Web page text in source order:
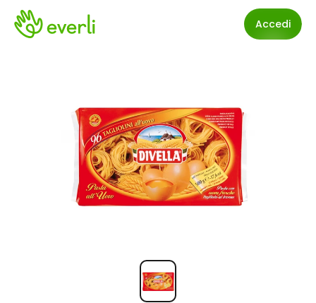
Accedi